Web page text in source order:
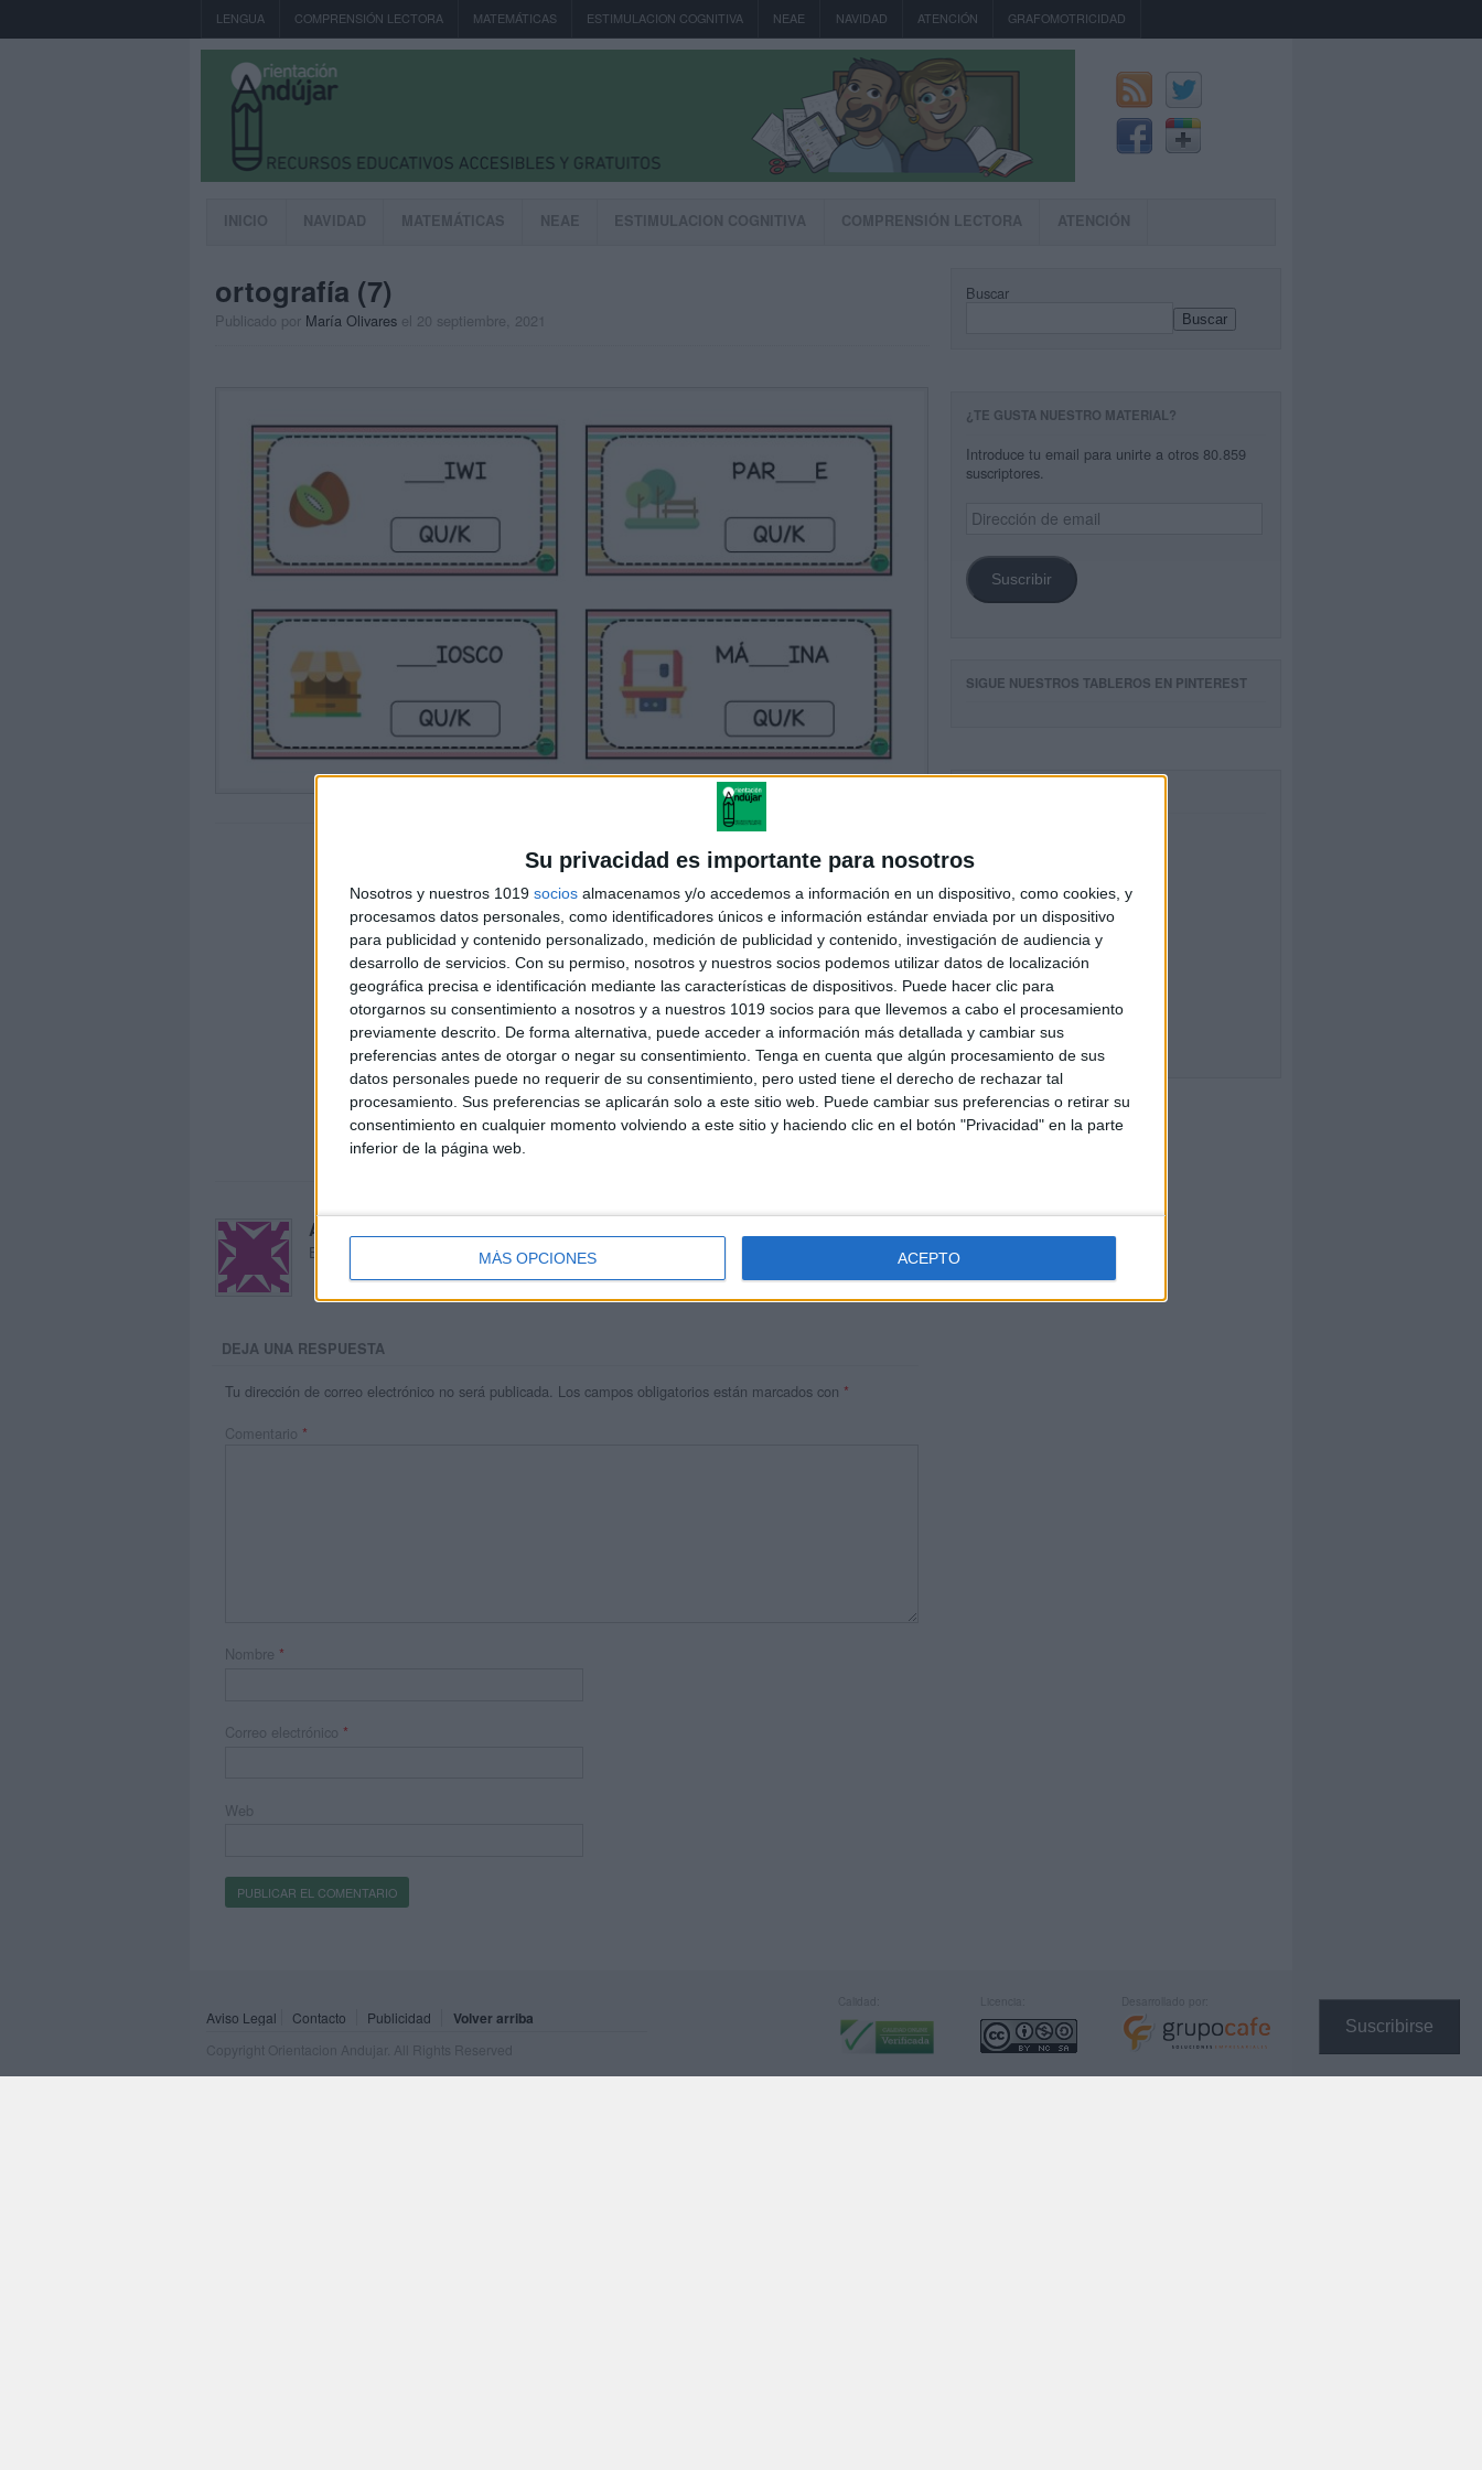
Su privacidad es importante para nosotros
Nosotros y nuestros 1019 socios almacenamos y/o accedemos a información en un dispositivo, como cookies, y
procesamos datos personales, como identificadores únicos e información estándar enviada por un dispositivo
para publicidad y contenido personalizado, medición de publicidad y contenido, investigación de audiencia y
desarrollo de servicios. Con su permiso, nosotros y nuestros socios podemos utilizar datos de localización
geográfica precisa e identificación mediante las características de dispositivos. Puede hacer clic para
otorgarnos su consentimiento a nosotros y a nuestros 1019 socios para que llevemos a cabo el procesamiento
previamente descrito. De forma alternativa, puede acceder a información más detallada y cambiar sus
preferencias antes de otorgar o negar su consentimiento. Tenga en cuenta que algún procesamiento de sus
datos personales puede no requerir de su consentimiento, pero usted tiene el derecho de rechazar tal
procesamiento. Sus preferencias se aplicarán solo a este sitio web. Puede cambiar sus preferencias o retirar su
consentimiento en cualquier momento volviendo a este sitio y haciendo clic en el botón "Privacidad" en la parte
inferior de la página web.
MÁS OPCIONES ACEPTO
Suscribirse
LENGUA COMPRENSIÓN LECTORA MATEMÁTICAS ESTIMULACION COGNITIVA NEAE NAVIDAD ATENCIÓN GRAFOMOTRICIDAD
INICIO NAVIDAD MATEMÁTICAS NEAE ESTIMULACION COGNITIVA COMPRENSIÓN LECTORA ATENCIÓN
ortografía (7)
Publicado por María Olivares el 20 septiembre, 2021
Acerca de María Olivares
El autor no ha proporcionado ninguna información.
DEJA UNA RESPUESTA
Tu dirección de correo electrónico no será publicada. Los campos obligatorios están marcados con *
Comentario *
Nombre *
Correo electrónico *
Web
Buscar
Buscar
¿TE GUSTA NUESTRO MATERIAL?
Introduce tu email para unirte a otros 80.859
suscriptores.
Dirección
de
Suscribir
SIGUE NUESTROS TABLEROS EN PINTEREST
Aviso Legal Contacto Publicidad Volver arriba